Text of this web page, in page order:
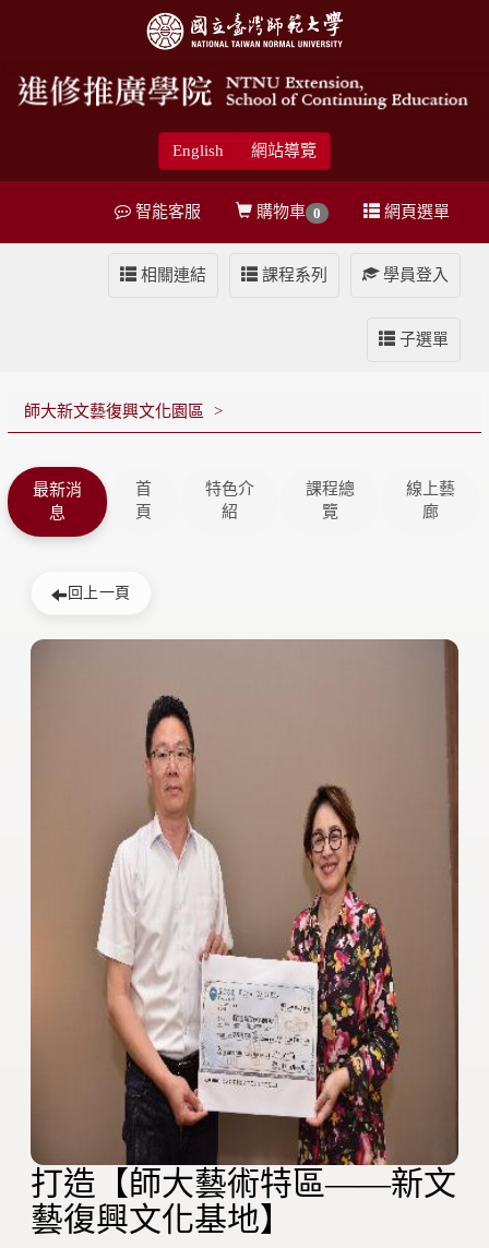
English 網站導覽
網頁選單
購物車 0
智能客服
學員登入
課程系列
相關連結
子選單
師大新文藝復興文化園區
最新消
息
首
頁
特色介
紹
課程總
覽
線上藝
廊
回上一頁
打造【師大藝術特區——新文
藝復興文化基地】